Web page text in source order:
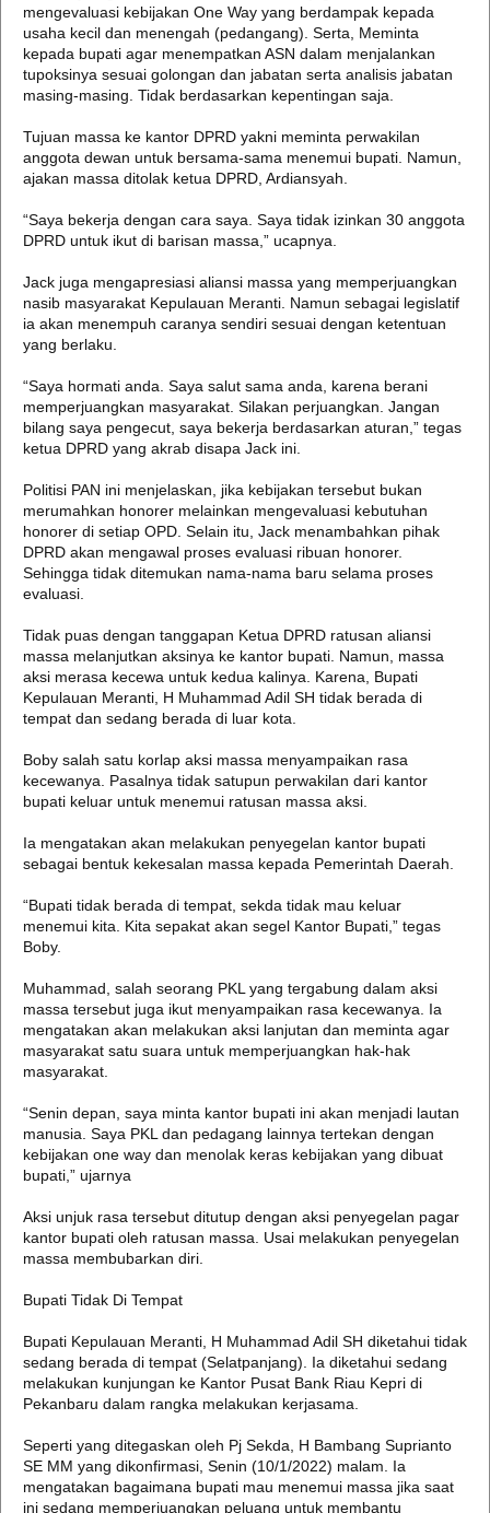
mengevaluasi kebijakan One Way yang berdampak kepada
usaha kecil dan menengah (pedangang). Serta, Meminta
kepada bupati agar menempatkan ASN dalam menjalankan
tupoksinya sesuai golongan dan jabatan serta analisis jabatan
masing-masing. Tidak berdasarkan kepentingan saja.
Tujuan massa ke kantor DPRD yakni meminta perwakilan
anggota dewan untuk bersama-sama menemui bupati. Namun,
ajakan massa ditolak ketua DPRD, Ardiansyah.
“Saya bekerja dengan cara saya. Saya tidak izinkan 30 anggota
DPRD untuk ikut di barisan massa,” ucapnya.
Jack juga mengapresiasi aliansi massa yang memperjuangkan
nasib masyarakat Kepulauan Meranti. Namun sebagai legislatif
ia akan menempuh caranya sendiri sesuai dengan ketentuan
yang berlaku.
“Saya hormati anda. Saya salut sama anda, karena berani
memperjuangkan masyarakat. Silakan perjuangkan. Jangan
bilang saya pengecut, saya bekerja berdasarkan aturan,” tegas
ketua DPRD yang akrab disapa Jack ini.
Politisi PAN ini menjelaskan, jika kebijakan tersebut bukan
merumahkan honorer melainkan mengevaluasi kebutuhan
honorer di setiap OPD. Selain itu, Jack menambahkan pihak
DPRD akan mengawal proses evaluasi ribuan honorer.
Sehingga tidak ditemukan nama-nama baru selama proses
evaluasi.
Tidak puas dengan tanggapan Ketua DPRD ratusan aliansi
massa melanjutkan aksinya ke kantor bupati. Namun, massa
aksi merasa kecewa untuk kedua kalinya. Karena, Bupati
Kepulauan Meranti, H Muhammad Adil SH tidak berada di
tempat dan sedang berada di luar kota.
Boby salah satu korlap aksi massa menyampaikan rasa
kecewanya. Pasalnya tidak satupun perwakilan dari kantor
bupati keluar untuk menemui ratusan massa aksi.
Ia mengatakan akan melakukan penyegelan kantor bupati
sebagai bentuk kekesalan massa kepada Pemerintah Daerah.
“Bupati tidak berada di tempat, sekda tidak mau keluar
menemui kita. Kita sepakat akan segel Kantor Bupati,” tegas
Boby.
Muhammad, salah seorang PKL yang tergabung dalam aksi
massa tersebut juga ikut menyampaikan rasa kecewanya. Ia
mengatakan akan melakukan aksi lanjutan dan meminta agar
masyarakat satu suara untuk memperjuangkan hak-hak
masyarakat.
“Senin depan, saya minta kantor bupati ini akan menjadi lautan
manusia. Saya PKL dan pedagang lainnya tertekan dengan
kebijakan one way dan menolak keras kebijakan yang dibuat
bupati,” ujarnya
Aksi unjuk rasa tersebut ditutup dengan aksi penyegelan pagar
kantor bupati oleh ratusan massa. Usai melakukan penyegelan
massa membubarkan diri.
Bupati Tidak Di Tempat
Bupati Kepulauan Meranti, H Muhammad Adil SH diketahui tidak
sedang berada di tempat (Selatpanjang). Ia diketahui sedang
melakukan kunjungan ke Kantor Pusat Bank Riau Kepri di
Pekanbaru dalam rangka melakukan kerjasama.
Seperti yang ditegaskan oleh Pj Sekda, H Bambang Suprianto
SE MM yang dikonfirmasi, Senin (10/1/2022) malam. Ia
mengatakan bagaimana bupati mau menemui massa jika saat
ini sedang memperjuangkan peluang untuk membantu